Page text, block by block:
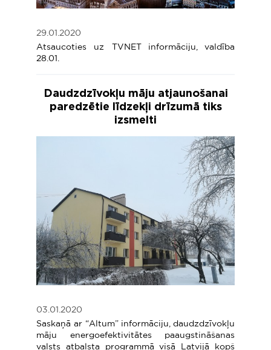
29.01.2020
Atsaucoties uz TVNET informāciju, valdība
28.01.
Daudzdzīvokļu māju atjaunošanai
paredzētie līdzekļi drīzumā tiks
izsmelti
03.01.2020
Saskaņā ar “Altum” informāciju, daudzdzīvokļu
māju energoefektivitātes paaugstināšanas
valsts atbalsta programmā visā Latvijā kopš